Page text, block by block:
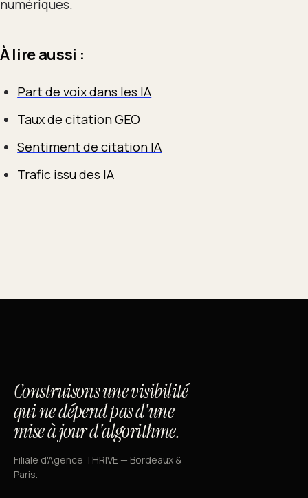
numériques.
À lire aussi :
Part de voix dans les IA
Taux de citation GEO
Sentiment de citation IA
Trafic issu des IA
Construisons une visibilité
qui ne dépend pas d'une
mise à jour d'algorithme.
Filiale d'Agence THRIVE — Bordeaux &
Paris.